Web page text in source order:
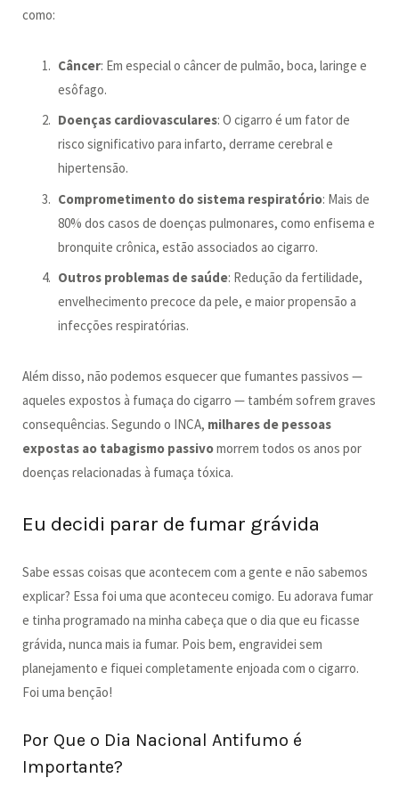
como:
Câncer: Em especial o câncer de pulmão, boca, laringe e
esôfago.
Doenças cardiovasculares: O cigarro é um fator de
risco significativo para infarto, derrame cerebral e
hipertensão.
Comprometimento do sistema respiratório: Mais de
80% dos casos de doenças pulmonares, como enfisema e
bronquite crônica, estão associados ao cigarro.
Outros problemas de saúde: Redução da fertilidade,
envelhecimento precoce da pele, e maior propensão a
infecções respiratórias.
Além disso, não podemos esquecer que fumantes passivos —
aqueles expostos à fumaça do cigarro — também sofrem graves
consequências. Segundo o INCA, milhares de pessoas
expostas ao tabagismo passivomorrem todos os anos por
doenças relacionadas à fumaça tóxica.
Eu decidi parar de fumar grávida
Sabe essas coisas que acontecem com a gente e não sabemos
explicar? Essa foi uma que aconteceu comigo. Eu adorava fumar
e tinha programado na minha cabeça que o dia que eu ficasse
grávida, nunca mais ia fumar. Pois bem, engravidei sem
planejamento e fiquei completamente enjoada com o cigarro.
Foi uma benção!
Por Que o Dia Nacional Antifumo é
Importante?